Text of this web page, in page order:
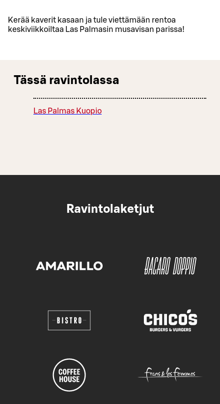
Kerää kaverit kasaan ja tule viettämään rentoa
keskiviikkoiltaa Las Palmasin musavisan parissa!
Tässä ravintolassa
Las Palmas Kuopio
Ravintolaketjut